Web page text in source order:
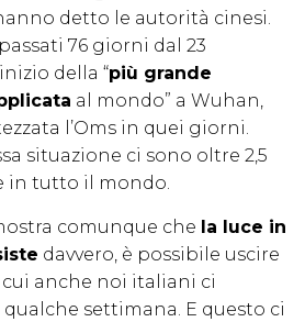
detto le autorità cinesi.
76 giorni dal 23
della “più grande
al mondo” a Wuhan,
l’Oms in quei giorni.
situazione ci sono oltre 2,5
in tutto il mondo.
comunque che la luce in
davvero, è possibile uscire
anche noi italiani ci
settimana. E questo ci